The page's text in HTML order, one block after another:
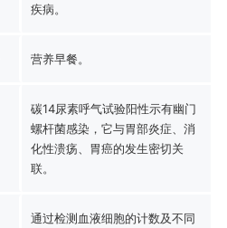
疾病。
营养早餐。
碳14尿素呼气试验阳性示有幽门
螺杆菌感染，它与胃部炎症、消
化性溃疡、胃癌的发生密切关
联。
通过检测血液细胞的计数及不同